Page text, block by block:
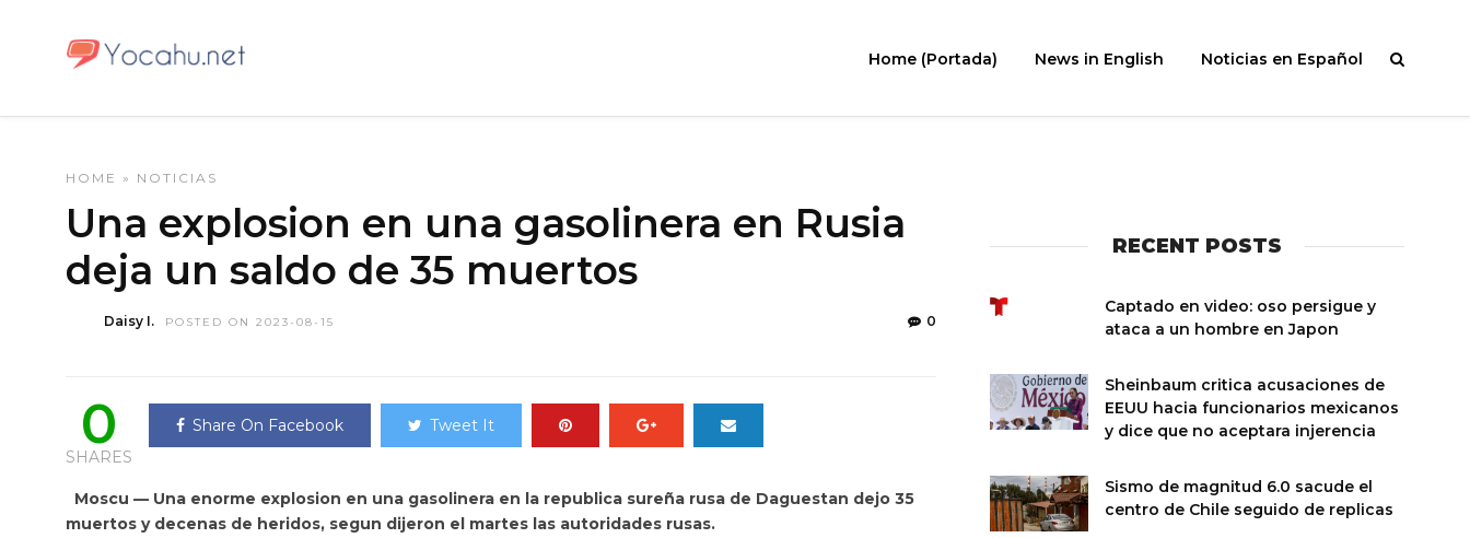
Home (Portada) News in English Noticias en Español
HOME » NOTICIAS
Una explosion en una gasolinera en Rusia
deja un saldo de 35 muertos
Daisy I. POSTED ON 2023-08-15 0
0
SHARES
Share On Facebook Tweet It
Moscu — Una enorme explosion en una gasolinera en la republica sureña rusa de Daguestan dejo 35
muertos y decenas de heridos, segun dijeron el martes las autoridades rusas.
RECENT POSTS
Captado en video: oso persigue y
ataca a un hombre en Japon
Sheinbaum critica acusaciones de
EEUU hacia funcionarios mexicanos
y dice que no aceptara injerencia
Sismo de magnitud 6.0 sacude el
centro de Chile seguido de replicas